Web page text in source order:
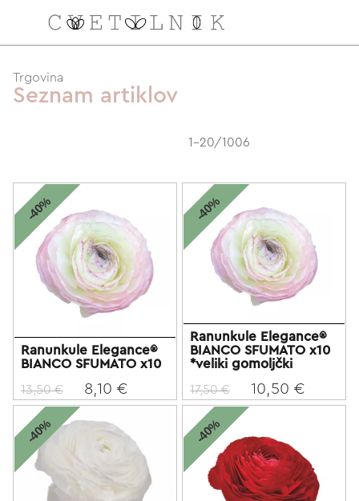
Trgovina
Seznam artiklov
1-20/1006
-40%
Ranunkule Elegance®
BIANCO SFUMATO x10
13,50 € 8,10 €
-40%
Ranunkule Elegance®
BIANCO SFUMATO x10
*veliki gomoljčki
17,50 € 10,50 €
-40% -40%